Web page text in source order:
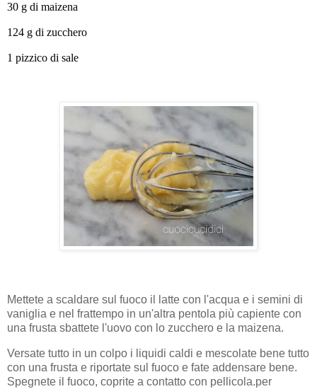
30 g di maizena
124 g di zucchero
1 pizzico di sale
Mettete a scaldare sul fuoco il latte con l'acqua e i semini di
vaniglia e nel frattempo in un'altra pentola più capiente con
una frusta sbattete l'uovo con lo zucchero e la maizena.
Versate tutto in un colpo i liquidi caldi e mescolate bene tutto
con una frusta e riportate sul fuoco e fate addensare bene.
Spegnete il fuoco, coprite a contatto con pellicola.per